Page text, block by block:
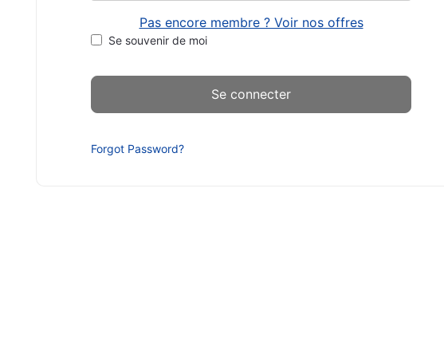
Pas encore membre ? Voir nos offres
Se souvenir de moi
Forgot Password?